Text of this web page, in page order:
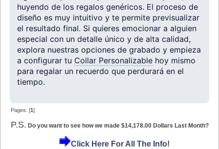
huyendo de los regalos genéricos. El proceso de
diseño es muy intuitivo y te permite previsualizar
el resultado final. Si quieres emocionar a alguien
especial con un detalle único y de alta calidad,
explora nuestras opciones de grabado y empieza
a configurar tu Collar Personalizablehoy mismo
para regalar un recuerdo que perdurará en el
tiempo.
Pages: [1]
P.S. Do you want to see how we made $14,178.00 Dollars Last Month?
Click Here For All The Info!